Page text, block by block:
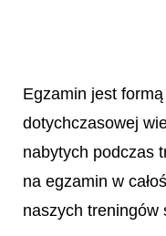
Egzamin jest
dotychczasowej
nabytych podczas
na egzamin w
naszych treningów